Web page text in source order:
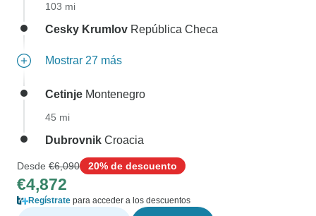
103 mi
Cesky Krumlov República Checa
Mostrar 27 más
Cetinje Montenegro
45 mi
Dubrovnik Croacia
Desde €6,090 20% de descuento
€4,872
Regístrate para acceder a los descuentos